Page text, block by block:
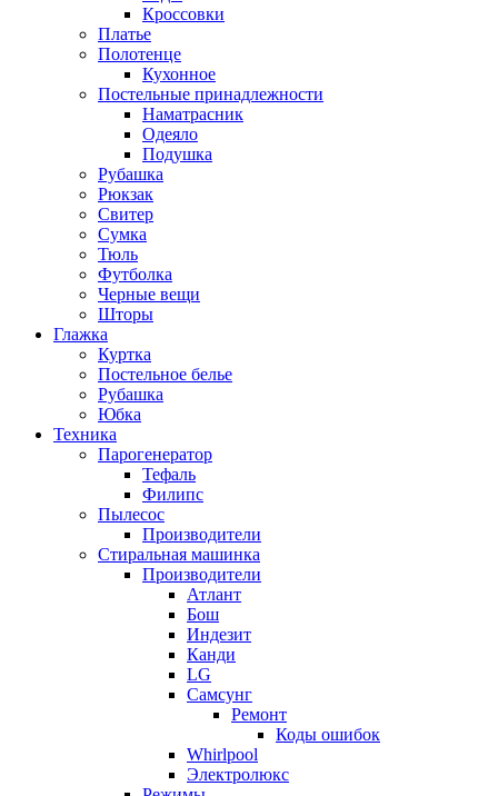
Кроссовки
Платье
Полотенце
Кухонное
Постельные принадлежности
Наматрасник
Одеяло
Подушка
Рубашка
Рюкзак
Свитер
Сумка
Тюль
Футболка
Черные вещи
Шторы
Глажка
Куртка
Постельное белье
Рубашка
Юбка
Техника
Парогенератор
Тефаль
Филипс
Пылесос
Производители
Стиральная машинка
Производители
Атлант
Бош
Индезит
Канди
LG
Самсунг
Ремонт
Коды ошибок
Whirlpool
Электролюкс